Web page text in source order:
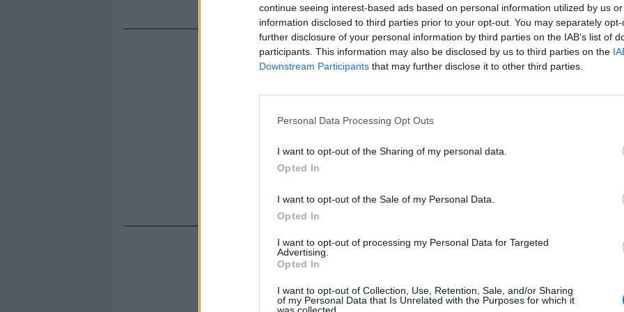
continue seeing interest-based ads based on personal information utilized by us
information disclosed to third parties prior to your opt-out. You may separately
further disclosure of your personal information by third parties on the IAB’s list of
participants. This information may also be disclosed by us to third parties on the
Downstream Participants that may further disclose it to other third parties.
Personal Data Processing Opt Outs
I want to opt-out of the Sharing of my personal data.
Opted In
I want to opt-out of the Sale of my Personal Data.
Opted In
I want to opt-out of processing my Personal Data for Targeted
Advertising.
Opted In
I want to opt-out of Collection, Use, Retention, Sale, and/or Sharing
of my Personal Data that Is Unrelated with the Purposes for which it
Trump, Meloni e la strategia